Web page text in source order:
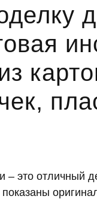
– это отличный